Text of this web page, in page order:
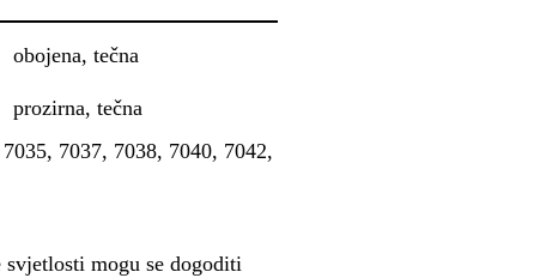
obojena, tečna
prozirna, tečna
7037, 7038, 7040, 7042,
svjetlosti mogu se dogoditi